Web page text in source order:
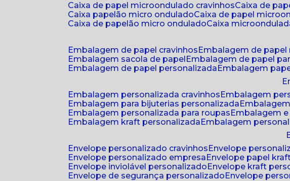
caixa de papel microondulado cravinhos
caixa de
caixa papelão micro ondulado
caixa de papel
caixa de papelão micro ondulado
caixa
embalagem de papel cravinhos
embalagem de
embalagem sacola de papel
embalagem de papel
embalagem de papel personalizada
embalagem
embalagem personalizada cravinhos
embalagem
embalagem para bijuterias personalizada
embalagem personalizada para roupas
embalagem
embalagem kraft personalizada
embalagem
envelope personalizado cravinhos
envelope
envelope personalizado empresa
envelope papel
envelope inviolável personalizado
envelope kraft
envelope de segurança personalizado
envelope